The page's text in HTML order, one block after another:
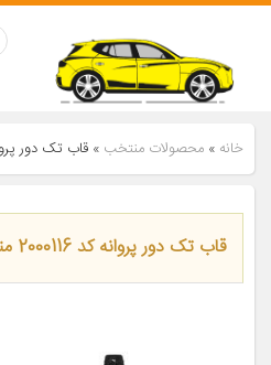
خانه » محصولات منتخب » قاب تک دور پروانه کد 2000116
قاب تک دور پروانه کد 2000116 مناسب برای پراید